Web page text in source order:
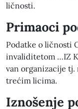
ličnosti.
Primaoci
Podatke o ličnosti
invaliditetom …IZ
van organizacije
trećim licima.
Iznošenje